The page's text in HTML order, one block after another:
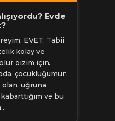
Evde
EVET. Tabii
kolay ve
bizim için.
çocukluğumun
olan, uğruna
ve bu